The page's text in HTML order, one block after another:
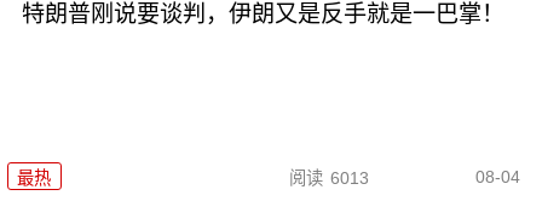
特朗普刚说要谈判，伊朗又是反手就是一巴掌！
最热 阅读 6013 08-04